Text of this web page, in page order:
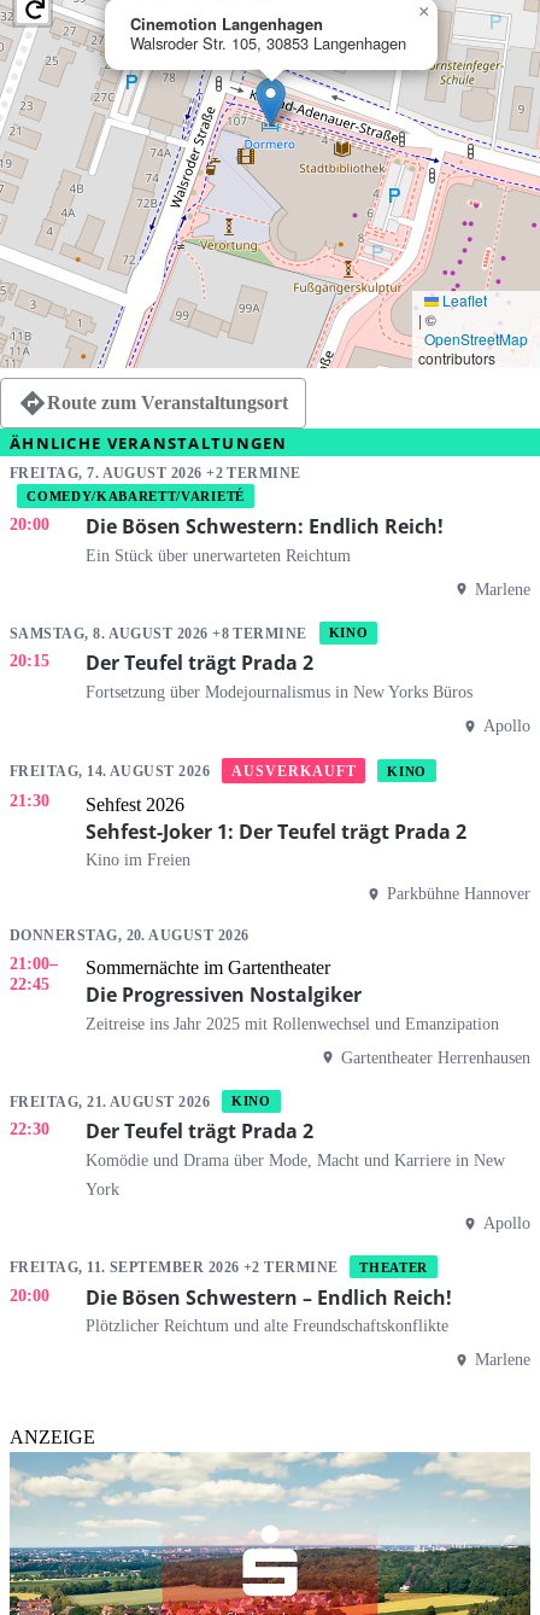
Cinemotion Langenhagen
Walsroder Str. 105, 30853 Langenhagen
×
Leaflet
|©
OpenStreetMap
contributors
Route zum Veranstaltungsort
ÄHNLICHE VERANSTALTUNGEN
FREITAG, 7. AUGUST 2026 +2 TERMINE
COMEDY/KABARETT/VARIETÉ
20:00 Die Bösen Schwestern: Endlich Reich!
Ein Stück über unerwarteten Reichtum
Marlene
SAMSTAG, 8. AUGUST 2026 +8 TERMINE KINO
20:15 Der Teufel trägt Prada 2
Fortsetzung über Modejournalismus in New Yorks Büros
Apollo
FREITAG, 14. AUGUST 2026 AUSVERKAUFT KINO
21:30 Sehfest 2026
Sehfest-Joker 1: Der Teufel trägt Prada 2
Kino im Freien
Parkbühne Hannover
DONNERSTAG, 20. AUGUST 2026
21:00–
22:45
Sommernächte im Gartentheater
Die Progressiven Nostalgiker
Zeitreise ins Jahr 2025 mit Rollenwechsel und Emanzipation
Gartentheater Herrenhausen
FREITAG, 21. AUGUST 2026 KINO
22:30 Der Teufel trägt Prada 2
Komödie und Drama über Mode, Macht und Karriere in New
York
Apollo
FREITAG, 11. SEPTEMBER 2026 +2 TERMINE THEATER
20:00 Die Bösen Schwestern – Endlich Reich!
Plötzlicher Reichtum und alte Freundschaftskonflikte
Marlene
ANZEIGE